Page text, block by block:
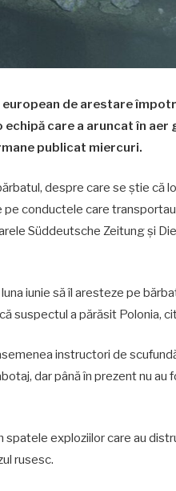
european de arestare
care a aruncat în
publicat miercuri.
despre care se știe că
conductele care
Süddeutsche Zeitung și
iunie să îl aresteze pe
suspectul a părăsit Polonia,
instructori de
dar până în prezent nu
spatele exploziilor care au
rusesc.